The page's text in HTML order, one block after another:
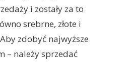
i zostały za to
srebrne, złote i
zdobyć najwyższe
– należy sprzedać